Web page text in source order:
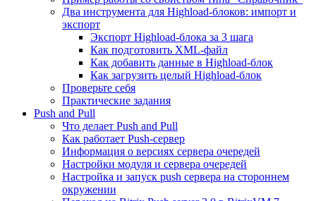
Два инструмента для Highload-блоков: импорт и
экспорт
Экспорт Highload-блока за 3 шага
Как подготовить XML-файл
Как добавить данные в Highload-блок
Как загрузить целый Highload-блок
Проверьте себя
Практические задания
Push and Pull
Что делает Push and Pull
Как работает Push-сервер
Информация о версиях сервера очередей
Настройки модуля и сервера очередей
Настройка и запуск push сервера на стороннем
окружении